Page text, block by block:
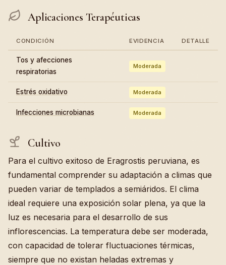
Aplicaciones Terapéuticas
CONDICIÓN EVIDENCIA DETALLE
Tos y afecciones
respiratorias
Moderada
Estrés oxidativo Moderada
Infecciones microbianas Moderada
Cultivo
Para el cultivo exitoso de Eragrostis peruviana, es
fundamental comprender su adaptación a climas que
pueden variar de templados a semiáridos. El clima
ideal requiere una exposición solar plena, ya que la
luz es necesaria para el desarrollo de sus
inflorescencias. La temperatura debe ser moderada,
con capacidad de tolerar fluctuaciones térmicas,
siempre que no existan heladas extremas y